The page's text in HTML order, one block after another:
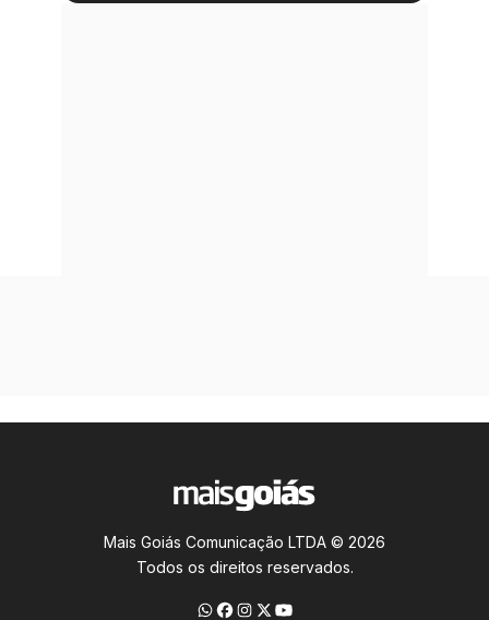
Mais Goiás Comunicação LTDA © 2026
Todos os direitos reservados.